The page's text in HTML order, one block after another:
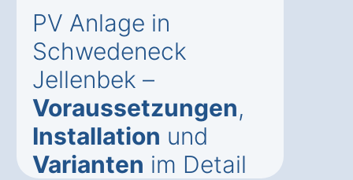
PV Anlage in
Schwedeneck
Jellenbek –
Voraussetzungen,
Installation und
Varianten im Detail